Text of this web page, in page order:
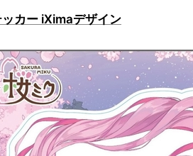
カー iXimaデザイン